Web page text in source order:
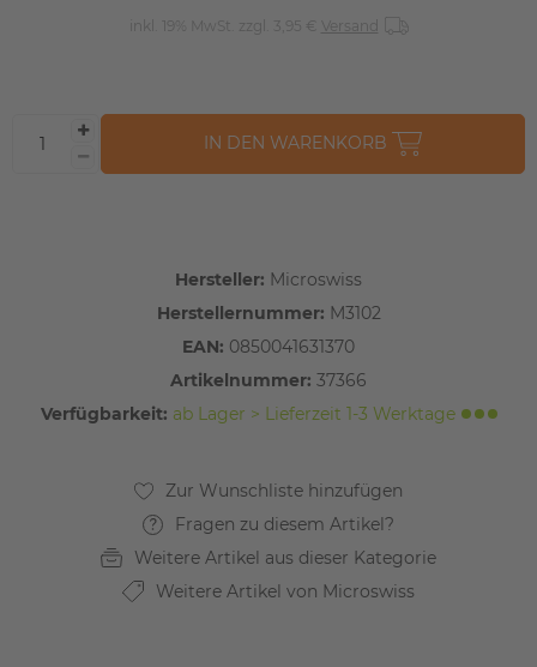
Hersteller: Microswiss
Herstellernummer: M3102
EAN: 0850041631370
Artikelnummer: 37366
Verfügbarkeit: ab Lager > Lieferzeit 1-3 Werktage
Fragen zu diesem Artikel?
Weitere Artikel aus dieser Kategorie
Weitere Artikel von Microswiss
inkl. 19% MwSt. zzgl. 3,95 € Versand
IN DEN WARENKORB